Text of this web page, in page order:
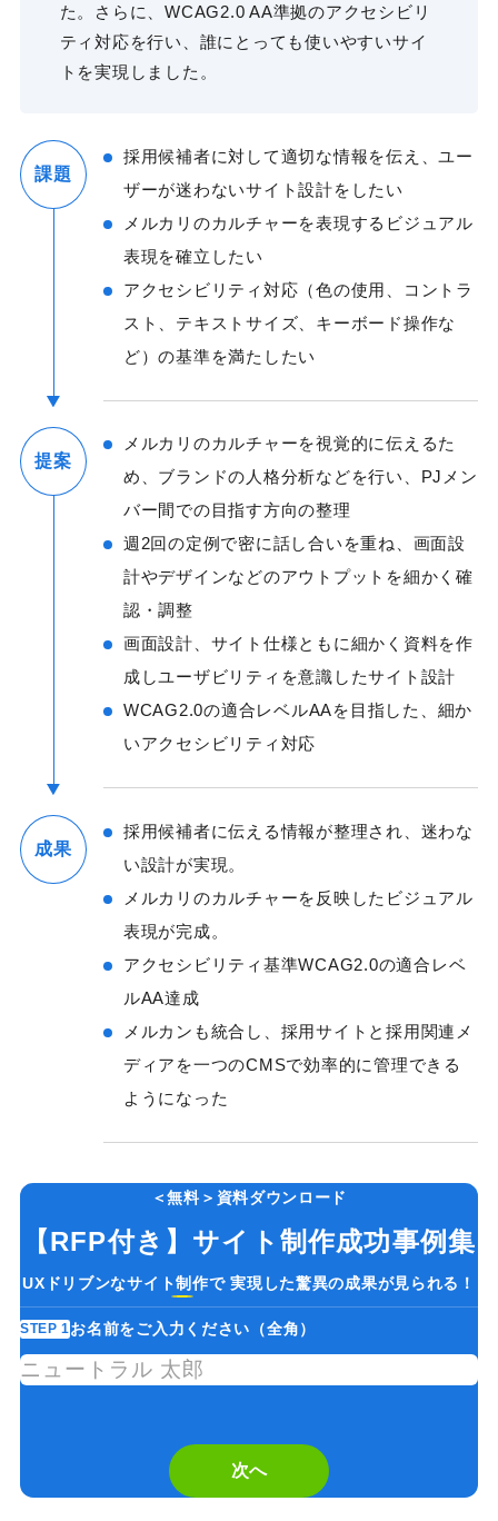
た。さらに、WCAG2.0 AA準拠のアクセシビリ
ティ対応を行い、誰にとっても使いやすいサイ
トを実現しました。
課題
採用候補者に対して適切な情報を伝え、ユー
ザーが迷わないサイト設計をしたい
メルカリのカルチャーを表現するビジュアル
表現を確立したい
アクセシビリティ対応（色の使用、コントラ
スト、テキストサイズ、キーボード操作な
ど）の基準を満たしたい
提案
メルカリのカルチャーを視覚的に伝えるた
め、ブランドの人格分析などを行い、PJメン
バー間での目指す方向の整理
週2回の定例で密に話し合いを重ね、画面設
計やデザインなどのアウトプットを細かく確
認・調整
画面設計、サイト仕様ともに細かく資料を作
成しユーザビリティを意識したサイト設計
WCAG2.0の適合レベルAAを目指した、細か
いアクセシビリティ対応
成果
採用候補者に伝える情報が整理され、迷わな
い設計が実現。
メルカリのカルチャーを反映したビジュアル
表現が完成。
アクセシビリティ基準WCAG2.0の適合レベ
ルAA達成
メルカンも統合し、採用サイトと採用関連メ
ディアを一つのCMSで効率的に管理できる
ようになった
＜無料＞資料ダウンロード
【RFP付き】サイト制作成功事例集
UXドリブンなサイト制作で 実現した驚異の成果が見られる！
STEP 1お名前をご入力ください（全角）
If
you
a
human,
ignore
次へ